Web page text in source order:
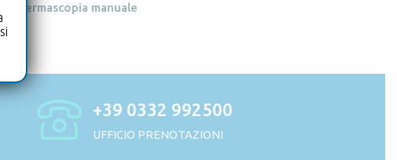
in dermascopia manuale
+39 0332 992500
UFFICIO PRENOTAZIONI